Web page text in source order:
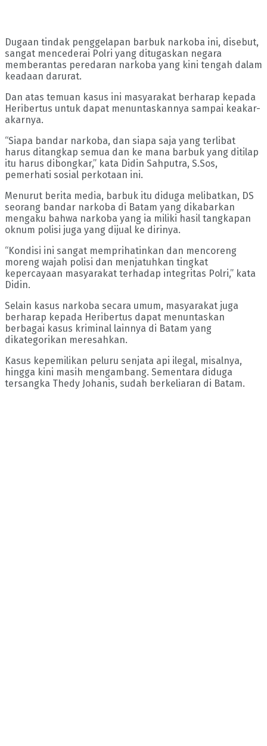
Dugaan tindak penggelapan barbuk narkoba ini, disebut,
sangat mencederai Polri yang ditugaskan negara
memberantas peredaran narkoba yang kini tengah dalam
keadaan darurat.
Dan atas temuan kasus ini masyarakat berharap kepada
Heribertus untuk dapat menuntaskannya sampai keakar-
akarnya.
“Siapa bandar narkoba, dan siapa saja yang terlibat
harus ditangkap semua dan ke mana barbuk yang ditilap
itu harus dibongkar,” kata Didin Sahputra, S.Sos,
pemerhati sosial perkotaan ini.
Menurut berita media, barbuk itu diduga melibatkan, DS
seorang bandar narkoba di Batam yang dikabarkan
mengaku bahwa narkoba yang ia miliki hasil tangkapan
oknum polisi juga yang dijual ke dirinya.
“Kondisi ini sangat memprihatinkan dan mencoreng
moreng wajah polisi dan menjatuhkan tingkat
kepercayaan masyarakat terhadap integritas Polri,” kata
Didin.
Selain kasus narkoba secara umum, masyarakat juga
berharap kepada Heribertus dapat menuntaskan
berbagai kasus kriminal lainnya di Batam yang
dikategorikan meresahkan.
Kasus kepemilikan peluru senjata api ilegal, misalnya,
hingga kini masih mengambang. Sementara diduga
tersangka Thedy Johanis, sudah berkeliaran di Batam.